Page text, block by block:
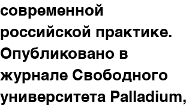
современной
российской практике.
Опубликовано в
журнале Свободного
университета Palladium,